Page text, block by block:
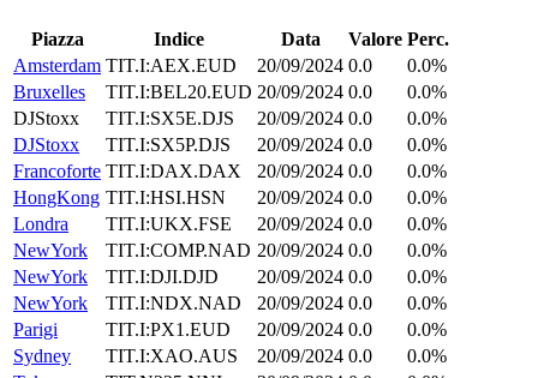
Piazza Indice Data Valore Perc.
Amsterdam TIT.I:AEX.EUD 20/09/2024 0.0
0.0%
Bruxelles
TIT.I:BEL20.EUD 20/09/2024 0.0
0.0%
DJStoxx
TIT.I:SX5E.DJS 20/09/2024 0.0
0.0%
DJStoxx
TIT.I:SX5P.DJS 20/09/2024 0.0
0.0%
Francoforte TIT.I:DAX.DAX 20/09/2024 0.0
0.0%
HongKong TIT.I:HSI.HSN 20/09/2024 0.0
0.0%
Londra
TIT.I:UKX.FSE 20/09/2024 0.0
0.0%
NewYork
TIT.I:COMP.NAD 20/09/2024 0.0
0.0%
NewYork
TIT.I:DJI.DJD 20/09/2024 0.0
0.0%
NewYork
TIT.I:NDX.NAD 20/09/2024 0.0
0.0%
Parigi
TIT.I:PX1.EUD 20/09/2024 0.0
0.0%
Sydney
TIT.I:XAO.AUS 20/09/2024 0.0
0.0%